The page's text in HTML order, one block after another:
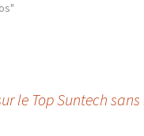
le Top Suntech